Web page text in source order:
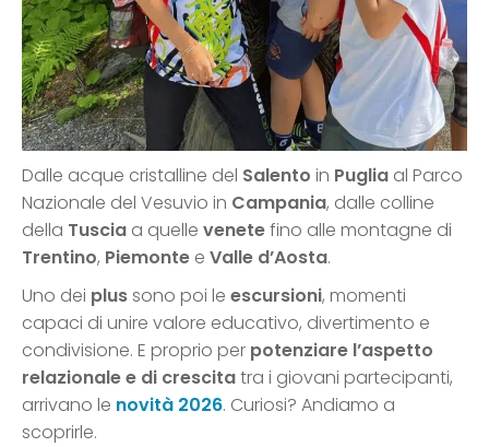
Dalle acque cristalline del Salento in Puglia al Parco
Nazionale del Vesuvio in Campania, dalle colline
della Tuscia a quelle venetefino alle montagne di
Trentino, Piemonte e Valle d’Aosta.
Uno dei plussono poi le escursioni, momenti
capaci di unire valore educativo, divertimento e
condivisione. E proprio per potenziare l’aspetto
relazionale e di crescitatra i giovani partecipanti,
arrivano le novità 2026. Curiosi? Andiamo a
scoprirle.